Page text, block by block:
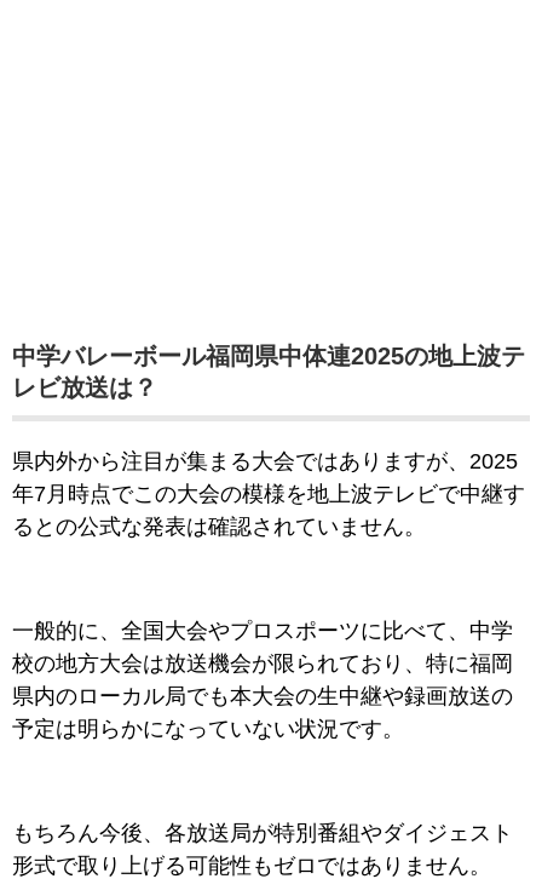
中学バレーボール福岡県中体連2025の地上波テ
レビ放送は？
県内外から注目が集まる大会ではありますが、2025
年7月時点でこの大会の模様を地上波テレビで中継す
るとの公式な発表は確認されていません。
一般的に、全国大会やプロスポーツに比べて、中学
校の地方大会は放送機会が限られており、特に福岡
県内のローカル局でも本大会の生中継や録画放送の
予定は明らかになっていない状況です。
もちろん今後、各放送局が特別番組やダイジェスト
形式で取り上げる可能性もゼロではありません。